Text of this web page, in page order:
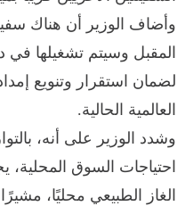
وأضاف الوزير أن هناك
المقبل وسيتم تشغيلها
لضمان استقرار وتنويع
العالمية الحالية.
وشدد الوزير على أنه،
احتياجات السوق المحلية،
الغاز الطبيعي محليًا،